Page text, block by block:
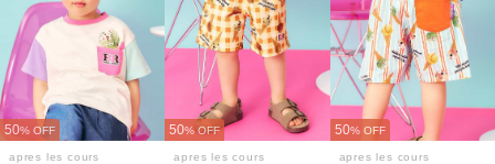
50% OFF
apres les cours
50% OFF
apres les cours
50% OFF
apres les cours